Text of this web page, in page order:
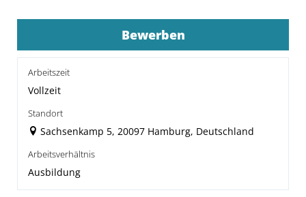
Bewerben
Arbeitszeit
Vollzeit
Standort
Sachsenkamp 5, 20097 Hamburg, Deutschland
Arbeitsverhältnis
Ausbildung